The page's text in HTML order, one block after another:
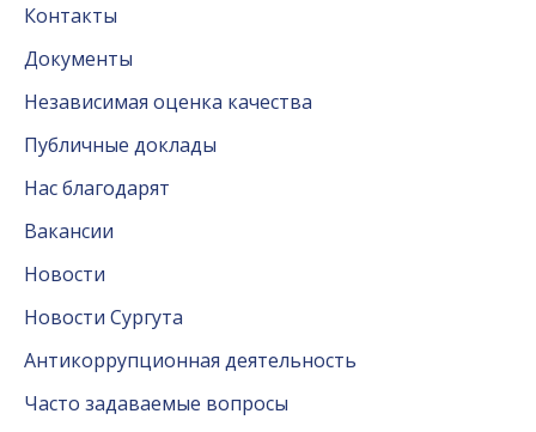
Контакты
Документы
Независимая оценка качества
Публичные доклады
Нас благодарят
Вакансии
Новости
Новости Сургута
Антикоррупционная деятельность
Часто задаваемые вопросы